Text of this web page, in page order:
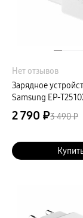
Нет отзывов
Зарядное
Samsung EP-
USB Type-C, 25Вт,
2 790 ₽3 490 ₽